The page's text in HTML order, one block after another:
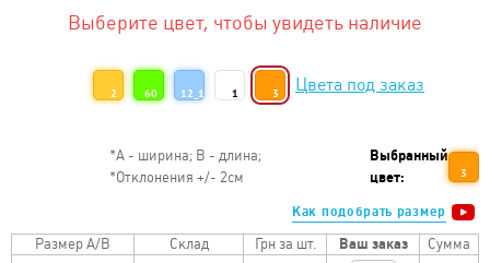
Тираж 6 - 20 шт. :
Тираж 51 - 100 шт. : 432 uah
Тираж от 201 шт. :
Выберите цвет, чтобы увидеть наличие
2 60 12_1 1 3 Цвета под заказ
*А - ширина; B - длина;
*Отклонения +/- 2см
Выбранный
цвет:
3
Как подобрать размер
Размер A/B Склад Грн за шт. Ваш заказ Сумма